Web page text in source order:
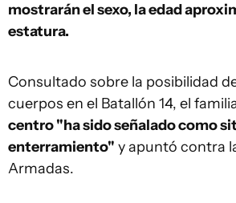
mostrarán el sexo, la edad
estatura.
Consultado sobre la posibilidad
cuerpos en el Batallón 14, el
centro "ha sido señalado como
enterramiento" y apuntó contra
Armadas.